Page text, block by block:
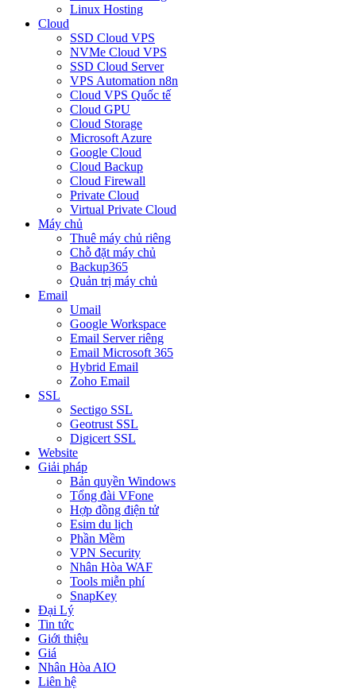
Linux Hosting
Cloud
SSD Cloud VPS
NVMe Cloud VPS
SSD Cloud Server
VPS Automation n8n
Cloud VPS Quốc tế
Cloud GPU
Cloud Storage
Microsoft Azure
Google Cloud
Cloud Backup
Cloud Firewall
Private Cloud
Virtual Private Cloud
Máy chủ
Thuê máy chủ riêng
Chỗ đặt máy chủ
Backup365
Quản trị máy chủ
Email
Umail
Google Workspace
Email Server riêng
Email Microsoft 365
Hybrid Email
Zoho Email
SSL
Sectigo SSL
Geotrust SSL
Digicert SSL
Website
Giải pháp
Bản quyền Windows
Tổng đài VFone
Hợp đồng điện tử
Esim du lịch
Phần Mềm
VPN Security
Nhân Hòa WAF
Tools miễn phí
SnapKey
Đại Lý
Tin tức
Giới thiệu
Giá
Nhân Hòa AIO
Liên hệ